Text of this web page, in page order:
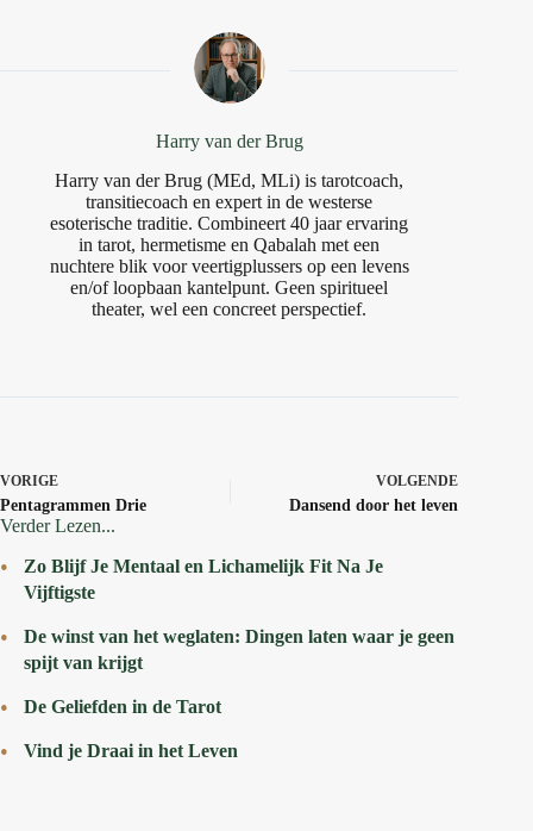
Harry van der Brug
Harry van der Brug (MEd, MLi) is tarotcoach,
transitiecoach en expert in de westerse
esoterische traditie. Combineert 40 jaar ervaring
in tarot, hermetisme en Qabalah met een
nuchtere blik voor veertigplussers op een levens
en/of loopbaan kantelpunt. Geen spiritueel
theater, wel een concreet perspectief.
VORIGE
Pentagrammen Drie
VOLGENDE
Dansend door het leven
Verder Lezen...
Zo Blijf Je Mentaal en Lichamelijk Fit Na Je
Vijftigste
De winst van het weglaten: Dingen laten waar je geen
spijt van krijgt
De Geliefden in de Tarot
Vind je Draai in het Leven